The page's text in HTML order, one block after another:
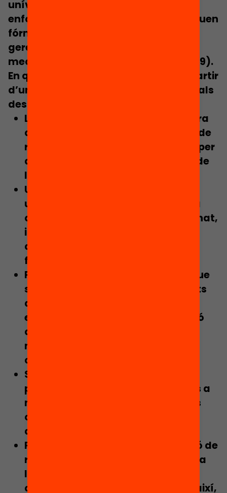
unívocs, sinó que poden respondre a
enfocaments molt diversos que inclouen
fórmules d’equitat, models més
gerencials o fórmules regulació dels
mecanismes de mercat
(UNESCO, 1999).
En qualsevol cas, el FxF s’articula a partir
d’un conjunt de
, entre els quals
destaquen:
La millora de
, en la mesura
que facilita l’accés i la distribució de
recursos, serveis i béns educatius per
al conjunt de l’alumnat en funció de
les seves necessitats.
Un enfocament basat en la
universalitat
, ja que és un sistema
que s’adreça al conjunt de l’alumnat,
i que evita els efectes indesitjats
associats a les polítiques
focalitzades.
Parteix d’una
, que
s’anticipa a l’aparició de dificultats
acadèmiques o desvinculació
escolar (i, per tant, una intervenció
que es dóna prèviament a les
mesures pal·liatives i
compensatòries).
Suposa una estratègia
progressiva
, que afavoreix l’accés a
majors recursos per part d’aquells
centres i alumnat en majors
dificultats.
Promou l’
en l’assignació de
recursos, en la mesura que assigna
les partides necessàries a cada
centre, evita la discrecionalitat i, així,